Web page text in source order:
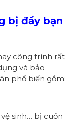
bị đầy bạn
công trình rất
và bảo
phổ biến gồm:
sinh… bị cuốn